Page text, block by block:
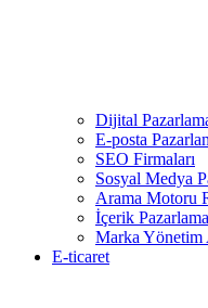
Dijital
E-posta
SEO Firmaları
Sosyal Medya
Arama Motoru
İçerik
Marka Yönetim
E-ticaret